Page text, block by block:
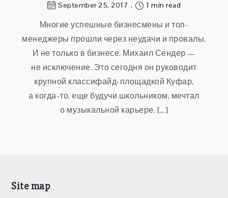
September 25, 2017 1 min read
Многие успешные бизнесмены и топ-
менеджеры прошли через неудачи и провалы.
И не только в бизнесе. Михаил Сендер —
не исключение. Это сегодня он руководит
крупной классифайд-площадкой Куфар,
а когда-то, еще будучи школьником, мечтал
о музыкальной карьере. […]
Site map